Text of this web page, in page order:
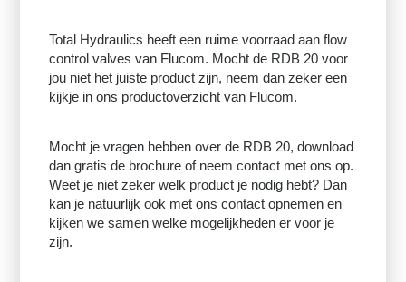
Total Hydraulics heeft een ruime voorraad aan flow
control valves van Flucom. Mocht de RDB 20 voor
jou niet het juiste product zijn, neem dan zeker een
kijkje in ons productoverzicht van Flucom.
Mocht je vragen hebben over de RDB 20, download
dan gratis de brochure of neem contact met ons op.
Weet je niet zeker welk product je nodig hebt? Dan
kan je natuurlijk ook met ons contact opnemen en
kijken we samen welke mogelijkheden er voor je
zijn.